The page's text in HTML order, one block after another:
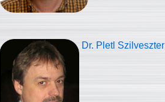
Dr. Pletl Szilveszter